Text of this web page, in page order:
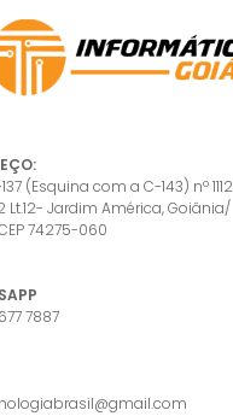
(Esquina com a C-143) nº 1112
Lt.12- Jardim América, Goiânia/
74275-060
7887